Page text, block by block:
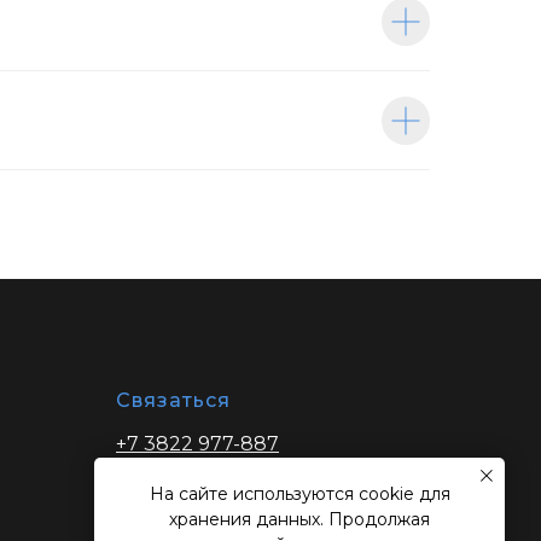
На сайте используются cookie для
хранения данных. Продолжая
Связаться
+7 3822 977-887
zakaz@ibptomsk.ru